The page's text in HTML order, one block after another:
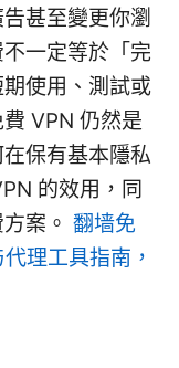
甚至變更你瀏
一定等於「完
使用、測試或
VPN 仍然是
保有基本隱私
的效用，同
案。 翻墙免
理工具指南，